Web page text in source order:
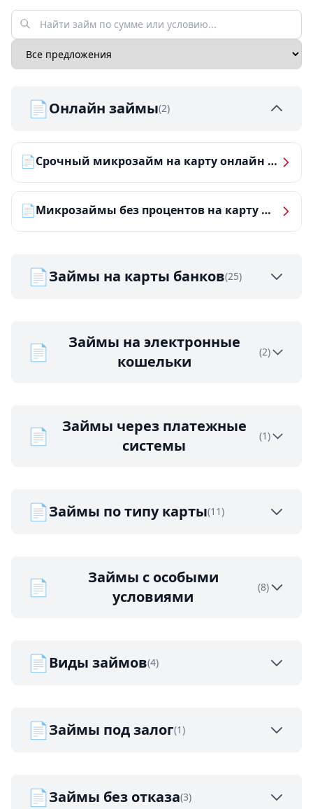
📄Онлайн займы(2)
📄 Срочный микрозайм на карту онлайн — получить деньги за 5 минут
📄 Микрозаймы без процентов на карту — ТОП-10 за 2026 год
📄Займы на карты банков(25)
📄
Займы на электронные
кошельки
(2)
📄
Займы через платежные
системы
(1)
📄Займы по типу карты(11)
📄
Займы с особыми
условиями
(8)
📄Виды займов(4)
📄Займы под залог(1)
📄Займы без отказа(3)